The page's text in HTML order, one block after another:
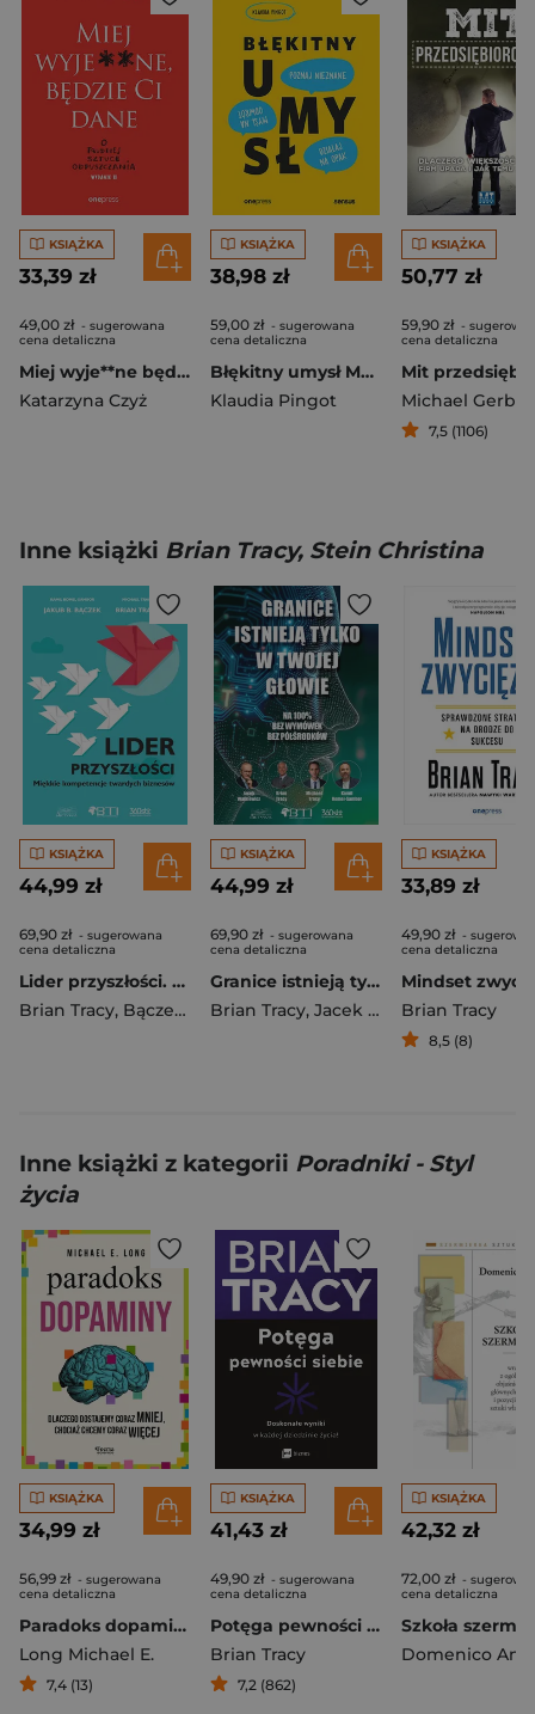
KSIĄŻKA
33,39 zł
49,00 zł - sugerowana
cena detaliczna
Miej wyje**ne będzie Ci dane O trudnej sztuce odpuszczania
Katarzyna Czyż
KSIĄŻKA
38,98 zł
59,00 zł - sugerowana
cena detaliczna
Błękitny umysł Myśl na odwrót, działaj na opak, poznaj nieznane!
Klaudia Pingot
KSIĄŻKA
50,77 zł
59,90 zł -
cena detaliczna
Michael Gerber
7,5 (1106)
Inne książki Brian Tracy, Stein Christina
KSIĄŻKA
44,99 zł
69,90 zł - sugerowana
cena detaliczna
Lider przyszłości. Miękkie kompetencje twartych biznesów
Brian Tracy, Bączek Jakub B. ,Kamil Romel-Sambor
KSIĄŻKA
44,99 zł
69,90 zł - sugerowana
cena detaliczna
Granice istnieją tylko w twojej głowie. Na 100%. Bez wymówek. Bez półśrodków
Brian Tracy, Jacek Walkiewicz ,Kamil
KSIĄŻKA
33,89 zł
49,90 zł -
cena detaliczna
Brian Tracy
8,5 (8)
Inne książki z kategorii Poradniki - Styl
życia
KSIĄŻKA
34,99 zł
56,99 zł - sugerowana
cena detaliczna
Paradoks dopaminy. Dlaczego dostajemy coraz mniej, chociaż chcemy coraz więcej
Long Michael E.
7,4 (13)
KSIĄŻKA
41,43 zł
49,90 zł - sugerowana
cena detaliczna
Potęga pewności siebie. Doskonałe wyniki w każdej dziedzinie życia!
Brian Tracy
7,2 (862)
KSIĄŻKA
42,32 zł
72,00 zł -
cena detaliczna
Domenico